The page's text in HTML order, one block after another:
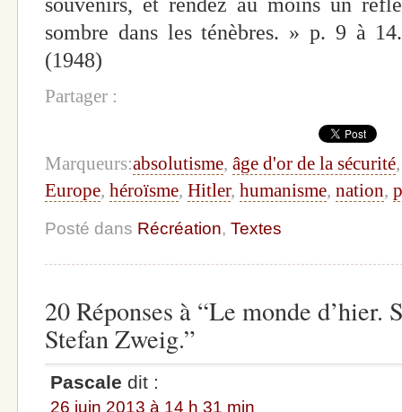
sombre dans les ténèbres. » p. 9 à
(1948)
Partager :
Marqueurs:absolutisme, âge d'or de la sécurité
Europe, héroïsme, Hitler, humanisme, nation,
Posté dans Récréation, Textes
20 Réponses à “Le monde d’hier.
Stefan Zweig.”
Pascale dit :
26 juin 2013 à 14 h 31 min